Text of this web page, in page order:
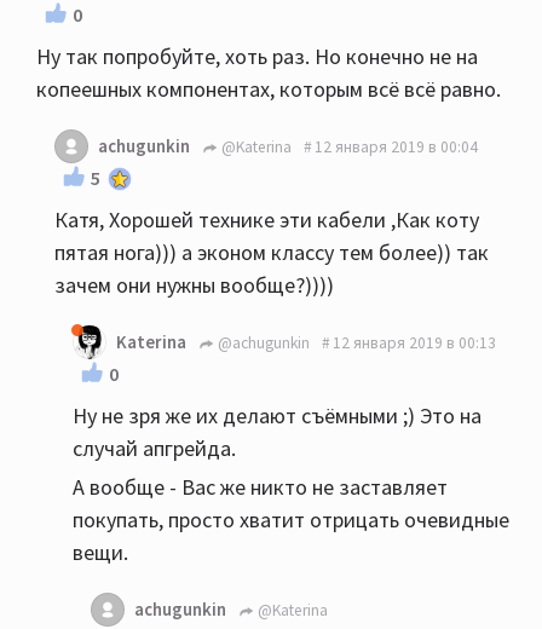
0
Ну так попробуйте, хоть раз. Но конечно не на
копеешных компонентах, которым всё всё равно.
achugunkin @Katerina 12 января 2019 в 00:04
5
Катя, Хорошей технике эти кабели ,Как коту
пятая нога))) а эконом классу тем более)) так
зачем они нужны вообще?))))
Katerina @achugunkin 12 января 2019 в 00:13
0
Ну не зря же их делают съёмными ;) Это на
случай апгрейда.
А вообще - Вас же никто не заставляет
покупать, просто хватит отрицать очевидные
вещи.
achugunkin @Katerina